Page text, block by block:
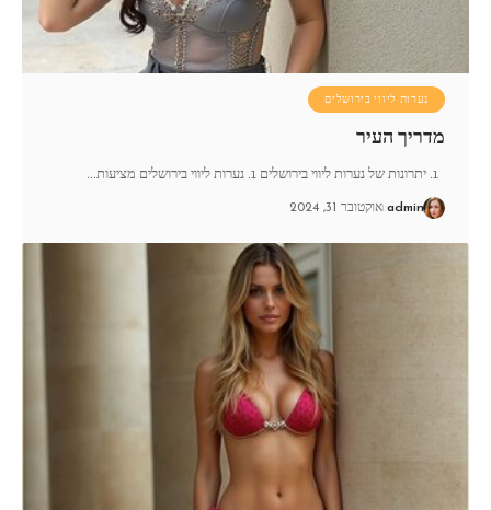
נערות ליווי בירושלים
מדריך העיר
…
admin אוקטובר 31, 2024